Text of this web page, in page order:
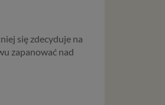
się zdecyduje na
zapanować nad